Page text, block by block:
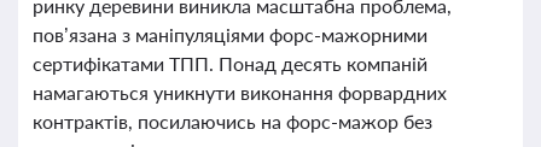
ринку деревини виникла масштабна проблема,
пов’язана з маніпуляціями форс-мажорними
сертифікатами ТПП. Понад десять компаній
намагаються уникнути виконання форвардних
контрактів, посилаючись на форс-мажор без